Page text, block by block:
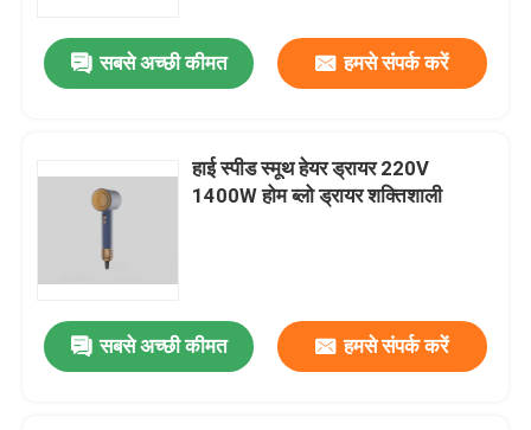
एक उद्धरण का अनुरोध करें
डीसी ब्रशलेस मोटर
ब्रशलेस ड्राइव मोटर नियंत्रक
हाई स्पीड हेयर ड्रायर
सबसे अच्छी कीमत हमसे संपर्क करें
हाई स्पीड स्मूथ हेयर ड्रायर 220V
1400W होम ब्लो ड्रायर शक्तिशाली
सबसे अच्छी कीमत हमसे संपर्क करें